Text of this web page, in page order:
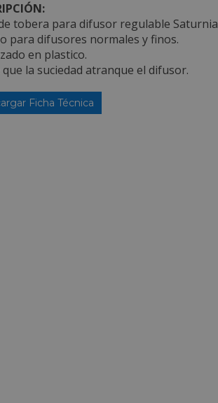
tobera para difusor regulable Saturnia
para difusores normales y finos.
en plastico.
que la suciedad atranque el difusor.
Ficha Técnica